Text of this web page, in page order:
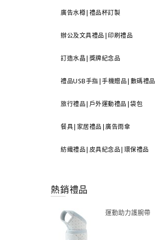
廣告水樽|禮品杯訂製
辦公及文具禮品|印刷禮品
訂造水晶|獎牌紀念品
禮品USB手指|手機贈品|數碼禮品
旅行禮品|戶外運動禮品|袋包
餐具|家居禮品|廣告雨傘
紡織禮品|皮具紀念品|環保禮品
熱銷禮品
運動助力護腕帶